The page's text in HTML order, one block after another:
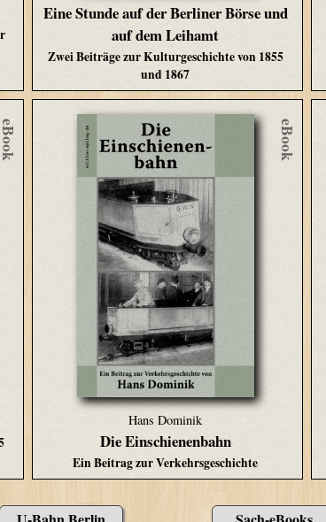
Eine Stunde auf der Berliner Börse und
auf dem Leihamt
Zwei Beiträge zur Kulturgeschichte von 1855
und 1867
eBook
Hans Dominik
Die Einschienenbahn
Ein Beitrag zur Verkehrsgeschichte
eBook